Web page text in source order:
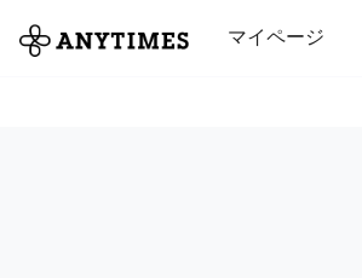
マイページ
全て 修理・組立